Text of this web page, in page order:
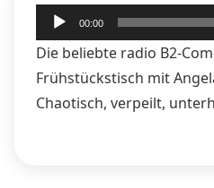
Audio-
Player
00:00
Die beliebte radio B2-
Frühstückstisch mit
Chaotisch, verpeilt,